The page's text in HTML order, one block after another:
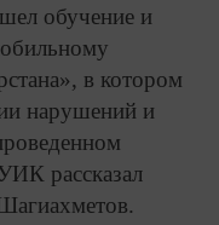
обучение и
в котором
нарушений и
рассказал